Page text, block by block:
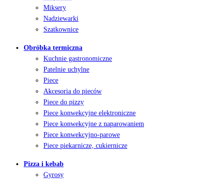
Miksery
Nadziewarki
Szatkownice
Obróbka termiczna
Kuchnie gastronomiczne
Patelnie uchylne
Piece
Akcesoria do pieców
Piece do pizzy
Piece konwekcyjne elektroniczne
Piece konwekcyjne z naparowaniem
Piece konwekcyjno-parowe
Piece piekarnicze, cukiernicze
Pizza i kebab
Gyrosy